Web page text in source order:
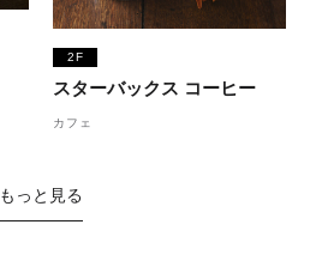
2F
スターバックス コーヒー
カフェ
もっと見る